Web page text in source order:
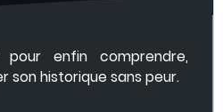
enfin comprendre,
son historique sans peur.